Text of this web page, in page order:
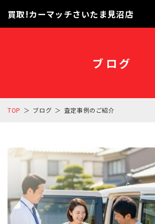
買取!カーマッチさいたま見沼店
ブログ
TOP ブログ 査定事例のご紹介